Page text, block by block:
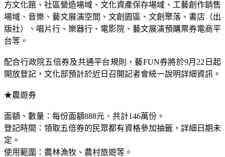
方文化館、社區營造場域、文化資產保存場域、工藝創作銷售
場域、音樂、藝文展演空間、文創園區、文創聚落、書店（出
版社）、唱片行、樂器行、電影院、藝文展演預購票券電商平
台等。
配合行政院五倍券及共通平台規則，藝FUN券將於9月22日起
開放登記，文化部預計於近日召開記者會統一說明詳細資訊。
★農遊券
面額、數量：每份面額888元、共計146萬份。
登記時間：領取五倍券的民眾都有資格參加抽籤，詳細日期未
定。
使用範圍：農林漁牧、農村旅遊等。